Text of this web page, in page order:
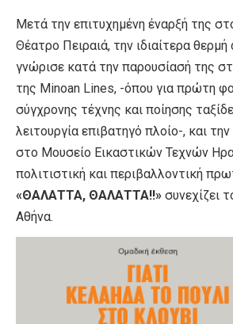
Μετά την επιτυχημένη έναρξή της
Θέατρο Πειραιά, την ιδιαίτερα
γνώρισε κατά την παρουσίασή της
της Minoan Lines, -όπου για πρώτη
σύγχρονης τέχνης και ποίησης
λειτουργία επιβατηγό πλοίο-, και
στο Μουσείο Εικαστικών Τεχνών
πολιτιστική και περιβαλλοντική
«ΘΑΛΑΤΤΑ, ΘΑΛΑΤΤΑ!!» συνεχίζει
Αθήνα.